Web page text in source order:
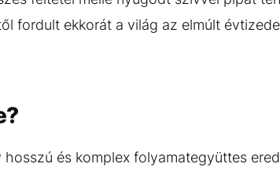
fordult ekkorát a világ az elmúlt
és komplex folyamategyüttes